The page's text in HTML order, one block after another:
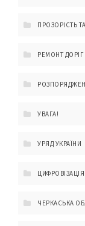
ПРОЗОРІСТЬ
РЕМОНТ ДОРІГ
УВАГА!
УРЯД УКРАЇНИ
ЦИФРОВІЗАЦІЯ
ЧЕРКАСЬКА